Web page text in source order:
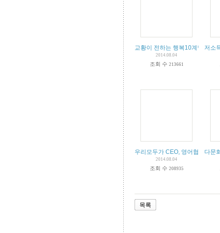
교황이 전하는 행복10계명 -다
2014.08.04
조회 수 213661
저소
우리모두가 CEO, 영어협동조합
2014.08.04
조회 수 208935
다문
목록